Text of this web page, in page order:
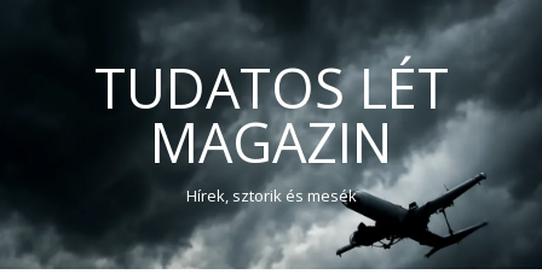
TUDATOS LÉT
MAGAZIN
Hírek, sztorik és mesék